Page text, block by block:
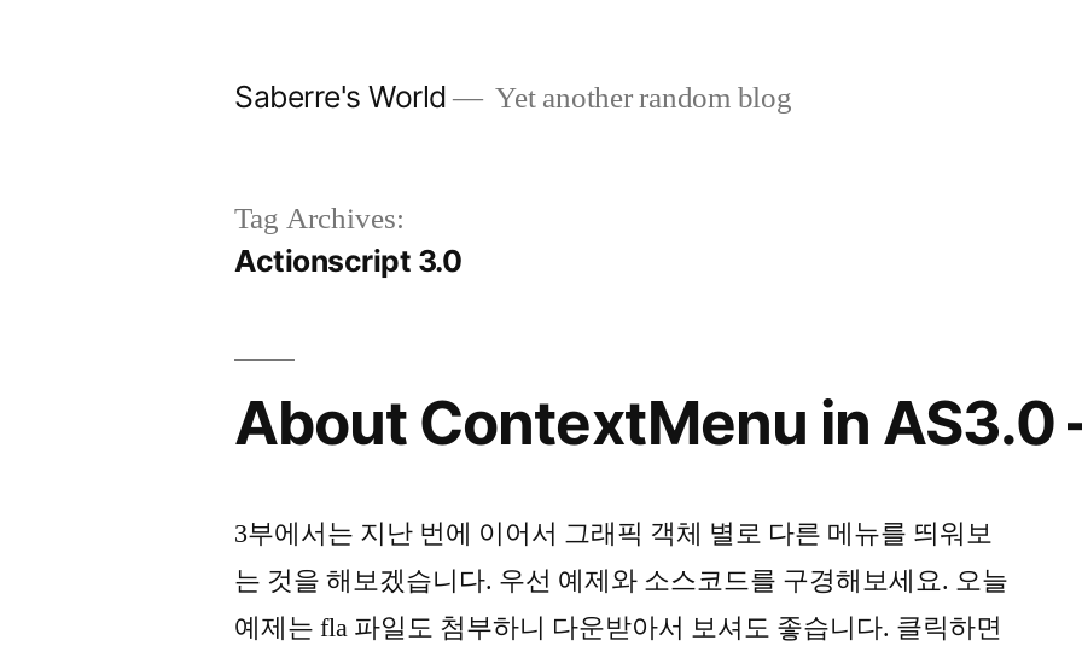
Saberre's World Yet another random blog
Tag Archives:
Actionscript 3.0
About ContextMenu in AS3.0
3부에서는 지난 번에 이어서 그래픽 객체 별로 다른 메뉴를 띄워보
는 것을 해보겠습니다. 우선 예제와 소스코드를 구경해보세요. 오늘
예제는 fla 파일도 첨부하니 다운받아서 보셔도 좋습니다. 클릭하면